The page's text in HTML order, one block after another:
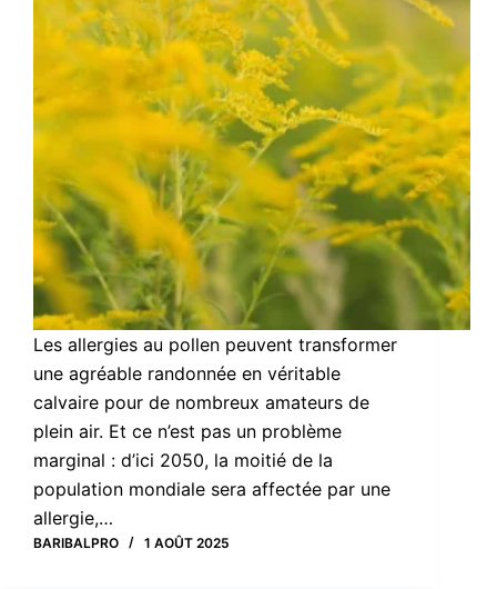
Les allergies au pollen peuvent transformer
une agréable randonnée en véritable
calvaire pour de nombreux amateurs de
plein air. Et ce n’est pas un problème
marginal : d’ici 2050, la moitié de la
population mondiale sera affectée par une
allergie,…
BARIBALPRO 1 AOÛT 2025